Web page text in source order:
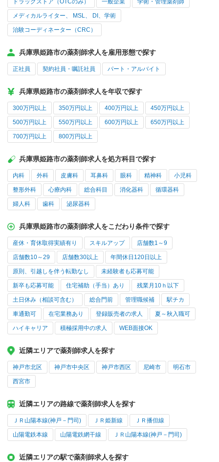
ドラッグストア（OTCのみ） 一般企業 学術・管理薬剤師
メディカルライター、 MSL、 DI、学術
治験コーディネーター（CRC）
兵庫県姫路市の薬剤師求人を雇用形態で探す
正社員 契約社員・嘱託社員 パート・アルバイト
兵庫県姫路市の薬剤師求人を年収で探す
300万円以上 350万円以上 400万円以上 450万円以上
500万円以上 550万円以上 600万円以上 650万円以上
700万円以上 800万円以上
兵庫県姫路市の薬剤師求人を処方科目で探す
内科 外科 皮膚科 耳鼻科 眼科 精神科 小児科
整形外科 心療内科 総合科目 消化器科 循環器科
婦人科 歯科 泌尿器科
兵庫県姫路市の薬剤師求人をこだわり条件で探す
産休・育休取得実績有り スキルアップ 店舗数1～9
店舗数10～29 店舗数30以上 年間休日120日以上
原則、引越しを伴う転勤なし 未経験者も応募可能
新卒も応募可能 住宅補助（手当）あり 残業月10ｈ以下
土日休み（相談可含む） 総合門前 管理職候補 駅チカ
車通勤可 在宅業務あり 登録販売者の求人 夏～秋入職可
ハイキャリア 積極採用中の求人 WEB面接OK
近隣エリアで薬剤師求人を探す
神戸市北区 神戸市中央区 神戸市西区 尼崎市 明石市
西宮市
近隣エリアの路線で薬剤師求人を探す
ＪＲ山陽本線(神戸－門司) ＪＲ姫新線 ＪＲ播但線
山陽電鉄本線 山陽電鉄網干線 ＪＲ山陽本線(神戸－門司)
近隣エリアの駅で薬剤師求人を探す